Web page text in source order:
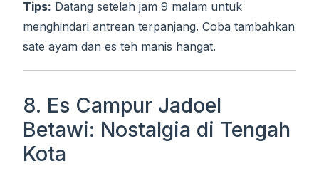
Tips: Datang setelah jam 9 malam untuk
menghindari antrean terpanjang. Coba tambahkan
sate ayam dan es teh manis hangat.
8. Es Campur Jadoel
Betawi: Nostalgia di Tengah
Kota